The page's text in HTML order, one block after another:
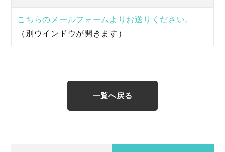
こちらのメールフォームよりお送りください。
（別ウインドウが開きます）
一覧へ戻る